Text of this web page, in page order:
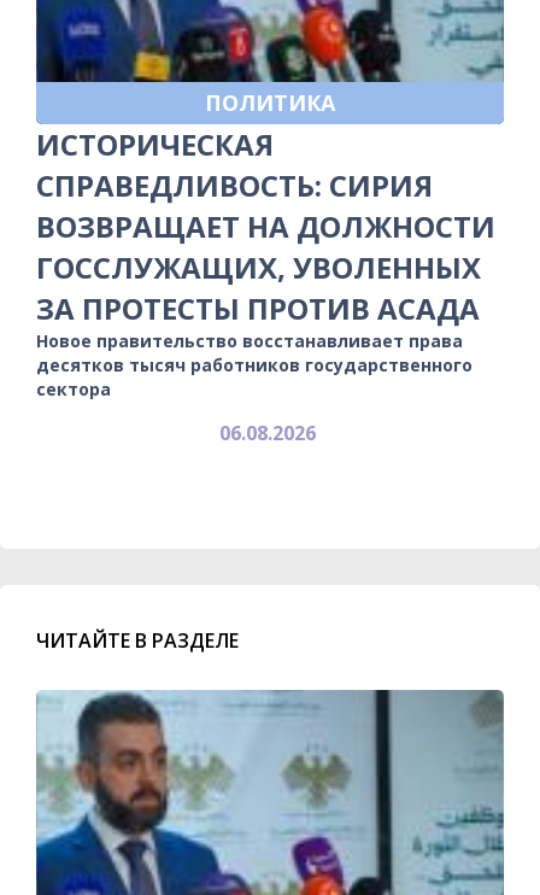
ПОЛИТИКА
ИСТОРИЧЕСКАЯ
СПРАВЕДЛИВОСТЬ: СИРИЯ
ВОЗВРАЩАЕТ НА ДОЛЖНОСТИ
ГОССЛУЖАЩИХ, УВОЛЕННЫХ
ЗА ПРОТЕСТЫ ПРОТИВ АСАДА
Новое правительство восстанавливает права
десятков тысяч работников государственного
сектора
06.08.2026
ЧИТАЙТЕ В РАЗДЕЛЕ